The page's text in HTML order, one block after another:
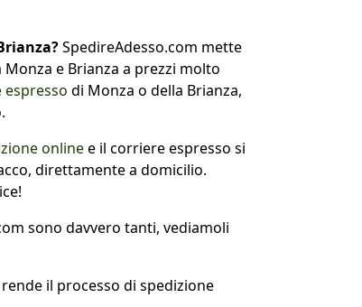
SpedireAdesso.com mette
e Brianza a prezzi molto
di Monza o della Brianza,
onlinee il corriere espresso si
direttamente a domicilio.
sono davvero tanti, vediamoli
il processo di spedizione